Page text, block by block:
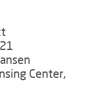
Center,